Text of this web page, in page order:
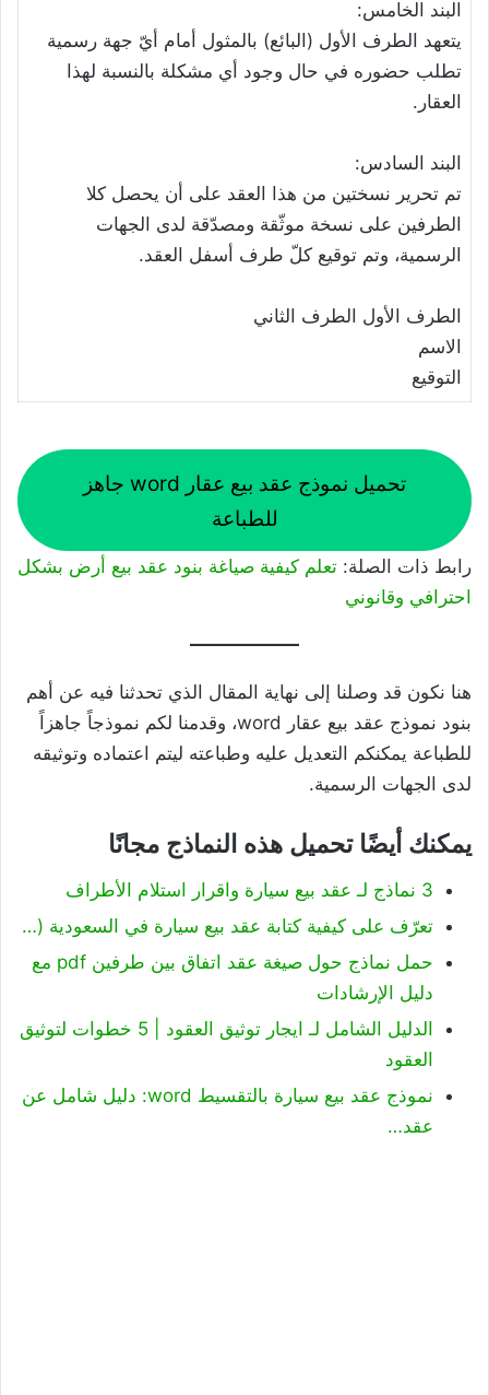
البند الخامس:
يتعهد الطرف الأول (البائع) بالمثول أمام أيّ جهة رسمية
تطلب حضوره في حال وجود أي مشكلة بالنسبة لهذا
العقار.
البند السادس:
تم تحرير نسختين من هذا العقد على أن يحصل كلا
الطرفين على نسخة موثّقة ومصدّقة لدى الجهات
الرسمية، وتم توقيع كلّ طرف أسفل العقد.
الطرف الأول الطرف الثاني
الاسم
التوقيع
تحميل نموذج عقد بيع عقار word جاهز
للطباعة
رابط ذات الصلة: تعلم كيفية صياغة بنود عقد بيع أرض بشكل
احترافي وقانوني
هنا نكون قد وصلنا إلى نهاية المقال الذي تحدثنا فيه عن أهم
بنود نموذج عقد بيع عقار word، وقدمنا لكم نموذجاً جاهزاً
للطباعة يمكنكم التعديل عليه وطباعته ليتم اعتماده وتوثيقه
لدى الجهات الرسمية.
يمكنك أيضًا تحميل هذه النماذج مجانًا
3 نماذج لـ عقد بيع سيارة واقرار استلام الأطراف
تعرّف على كيفية كتابة عقد بيع سيارة في السعودية (…
حمل نماذج حول صيغة عقد اتفاق بين طرفين pdf مع
دليل الإرشادات
الدليل الشامل لـ ايجار توثيق العقود | 5 خطوات لتوثيق
العقود
نموذج عقد بيع سيارة بالتقسيط word: دليل شامل عن
عقد…